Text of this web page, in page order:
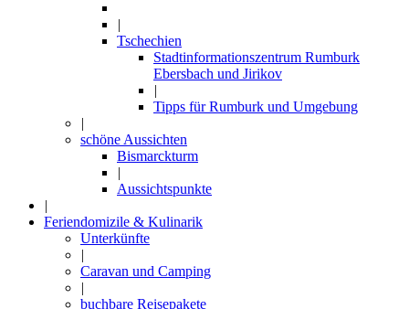
|
Tschechien
Stadtinformationszentrum Rumburk
Ebersbach und Jirikov
|
Tipps für Rumburk und Umgebung
|
schöne Aussichten
Bismarckturm
|
Aussichtspunkte
|
Feriendomizile & Kulinarik
Unterkünfte
|
Caravan und Camping
|
buchbare Reisepakete